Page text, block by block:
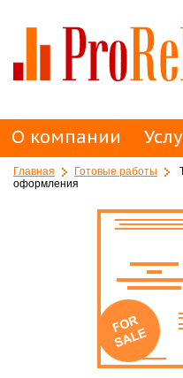
О компании
Главная Готовые работы
оформления